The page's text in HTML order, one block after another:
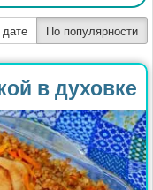
По популярности
в духовке